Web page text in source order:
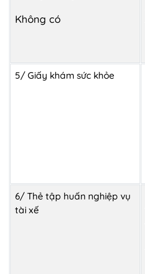
Không có
5/ Giấy khám sức khỏe
6/ Thẻ tập huấn nghiệp vụ
tài xế